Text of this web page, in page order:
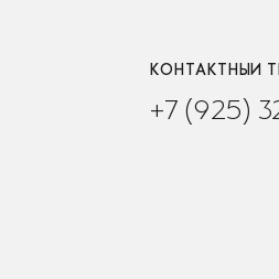
КОНТАКТНЫЙ
+7 (925)